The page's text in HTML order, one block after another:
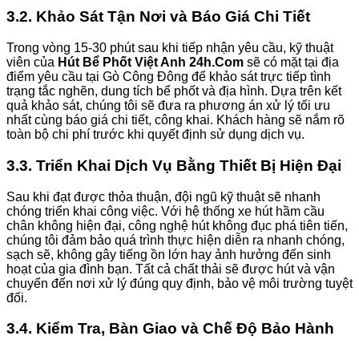
3.2. Khảo Sát Tận Nơi và Báo Giá Chi Tiết
Trong vòng 15-30 phút sau khi tiếp nhận yêu cầu, kỹ thuật
viên của Hút Bể Phốt Việt Anh 24h.Com sẽ có mặt tại địa
điểm yêu cầu tại Gò Công Đông để khảo sát trực tiếp tình
trạng tắc nghẽn, dung tích bể phốt và địa hình. Dựa trên kết
quả khảo sát, chúng tôi sẽ đưa ra phương án xử lý tối ưu
nhất cùng báo giá chi tiết, công khai. Khách hàng sẽ nắm rõ
toàn bộ chi phí trước khi quyết định sử dụng dịch vụ.
3.3. Triển Khai Dịch Vụ Bằng Thiết Bị Hiện Đại
Sau khi đạt được thỏa thuận, đội ngũ kỹ thuật sẽ nhanh
chóng triển khai công việc. Với hệ thống xe hút hầm cầu
chân không hiện đại, công nghệ hút không đục phá tiên tiến,
chúng tôi đảm bảo quá trình thực hiện diễn ra nhanh chóng,
sạch sẽ, không gây tiếng ồn lớn hay ảnh hưởng đến sinh
hoạt của gia đình bạn. Tất cả chất thải sẽ được hút và vận
chuyển đến nơi xử lý đúng quy định, bảo vệ môi trường tuyệt
đối.
3.4. Kiểm Tra, Bàn Giao và Chế Độ Bảo Hành